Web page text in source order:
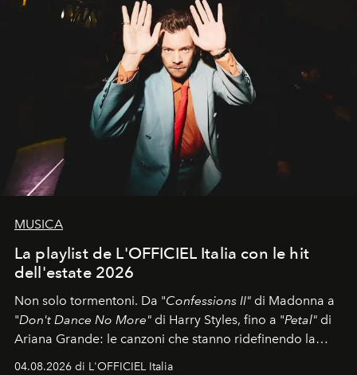
MUSICA
La playlist de L'OFFICIEL Italia con le hit
dell'estate 2026
Non solo tormentoni. Da "Confessions II" di Madonna a
"Don't Dance No More" di Harry Styles, fino a "Petal" di
Ariana Grande: le canzoni che stanno ridefinendo la
colonna sonora della stagione.
04.08.2026 di L'OFFICIEL Italia